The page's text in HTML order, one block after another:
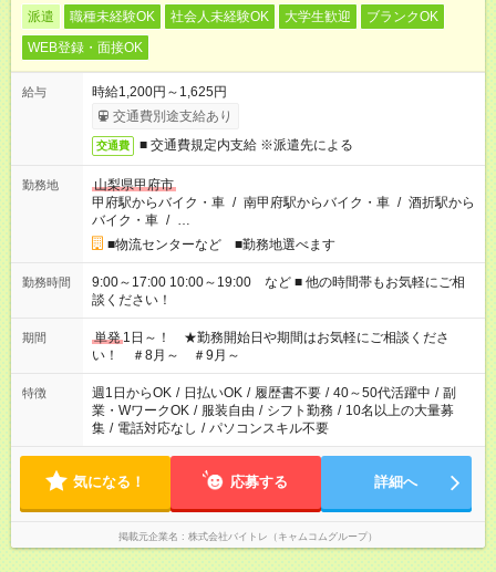
派遣 職種未経験OK 社会人未経験OK 大学生歓迎
ブランクOK
WEB登録・面接OK
給与
時給1,200円～1,625円
交通費別途支給あり
交通費 ■ 交通費規定内支給 ※派遣先による
勤務地
山梨県甲府市
甲府駅からバイク・車 / 南甲府駅からバイク・車 / 酒折駅から
バイク・車 / …
■物流センターなど ■勤務地選べます
勤務時間
9:00～17:00 10:00～19:00 など ■ 他の時間帯もお気軽にご相
談ください！
期間 単発 1日～！ ★勤務開始日や期間はお気軽にご相談くださ
い！ ＃8月～ ＃9月～
特徴 週1日からOK / 日払いOK / 履歴書不要 / 40～50代活躍中 / 副
業・WワークOK / 服装自由 / シフト勤務 / 10名以上の大量募
集 / 電話対応なし / パソコンスキル不要
気になる！ 応募する 詳細へ
掲載元企業名 株式会社バイトレ（キャムコムグループ）